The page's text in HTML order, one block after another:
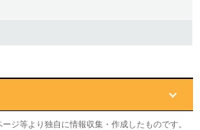
ジ等より独自に情報収集・作成したものです。